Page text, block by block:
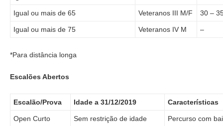
Igual ou mais de 65 Veteranos III M/F 30 –
Igual ou mais de 75 Veteranos IV M –
*Para distância longa
Escalões Abertos
Escalão/Prova Idade a 31/12/2019 Características
Open Curto Sem restrição de idade
Percurso com